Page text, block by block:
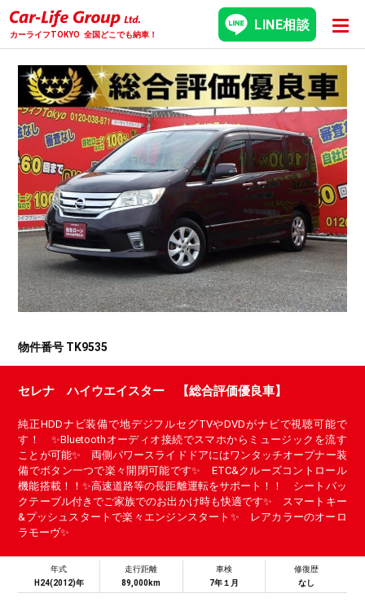
カーライフTOKYO 全国どこでも納車！
LINE相談
物件番号 TK9535
セレナ ハイウエイスター 【総合評価優良車】
純正HDDナビ装備で地デジフルセグTVやDVDがナビで視聴可能で
す！ ✨Bluetoothオーディオ接続でスマホからミュージックを流す
ことが可能✨ 両側パワースライドドアにはワンタッチオープナー装
備でボタン一つで楽々開閉可能です✨ ETC&クルーズコントロール
機能搭載！！✨高速道路等の長距離運転をサポート！！ シートバッ
クテーブル付きでご家族でのお出かけ時も快適です✨ スマートキー
&プッシュスタートで楽々エンジンスタート✨ レアカラーのオーロ
ラモーヴ✨
年式
H24(2012)年
走行距離
89,000km
車検
7年１月
修復歴
なし